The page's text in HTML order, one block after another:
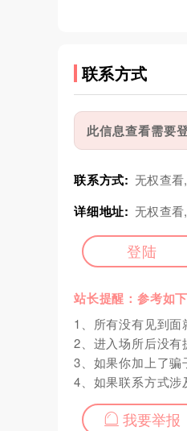
联系方式
此信息查看需要
联系方式: 无权查
详细地址: 无权查
登陆
站长提醒：参考如
1、所有没有见到面
2、进入场所后没有
3、如果你加上了
4、如果联系方式涉
我要举报